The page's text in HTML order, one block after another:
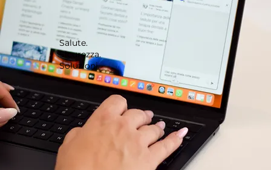
Salute.
Sicurezza.
Soluzioni.